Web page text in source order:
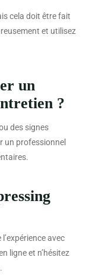
cela doit être fait
et utilisez
un
?
des signes
un professionnel
avec
ligne et n’hésitez